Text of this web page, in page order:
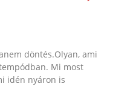
döntés.Olyan, ami
Mi most
idén nyáron is